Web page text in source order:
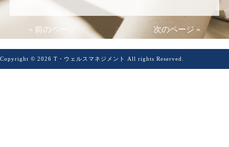
« 前のページ 次のページ »
Copyright © 2026 T・ウェルスマネジメント All rights Reserved.